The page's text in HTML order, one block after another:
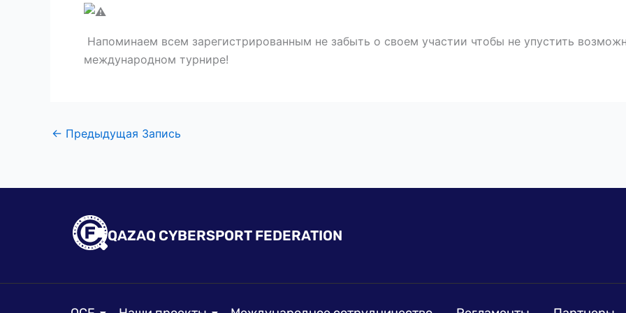
Напоминаем всем зарегистрированным не забыть о своем участии чтобы не упустить
международном турнире!
← Предыдущая Запись
QAZAQ CYBERSPORT FEDERATION